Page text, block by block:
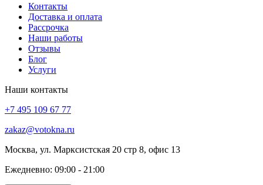
Контакты
Доставка и оплата
Рассрочка
Наши работы
Отзывы
Блог
Услуги
Наши контакты
+7 495 109 67 77
zakaz@votokna.ru
Москва, ул. Марксистская 20 стр 8, офис 13
Ежедневно: 09:00 - 21:00